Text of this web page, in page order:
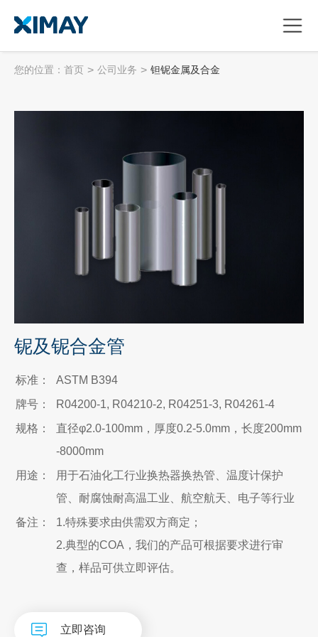
您的位置： 首页 > 公司业务 > 钽铌金属及合金
铌及铌合金管
标准：
ASTM B394
牌号：
R04200-1, R04210-2, R04251-3, R04261-4
规格：
直径φ2.0-100mm，厚度0.2-5.0mm，长度200mm
-8000mm
用途：
用于石油化工行业换热器换热管、温度计保护
管、耐腐蚀耐高温工业、航空航天、电子等行业
备注：
1.特殊要求由供需双方商定；
2.典型的COA，我们的产品可根据要求进行审
查，样品可供立即评估。
立即咨询